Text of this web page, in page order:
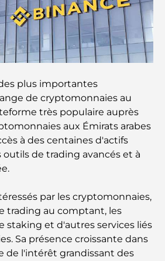
: un riche héritage d'art,
un conseiller financier à Dubaï ?
plus chers : immersion dans
aéronautique des milliardaires
fiançailles les plus chères du
sites emblématiques d'Abu Dhabi
plus importantes
de cryptomonnaies au
très populaire auprès
aux Émirats arabes
à des centaines d'actifs
outils de trading avancés et à
par les cryptomonnaies,
trading au comptant, les
staking et d'autres services liés
Sa présence croissante dans
de l'intérêt grandissant des